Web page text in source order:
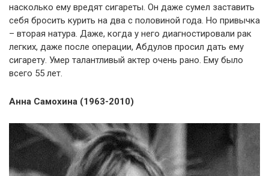
насколько ему вредят сигареты. Он даже сумел заставить
себя бросить курить на два с половиной года. Но привычка
– вторая натура. Даже, когда у него диагностировали рак
легких, даже после операции, Абдулов просил дать ему
сигарету. Умер талантливый актер очень рано. Ему было
всего 55 лет.
Анна Самохина (1963-2010)